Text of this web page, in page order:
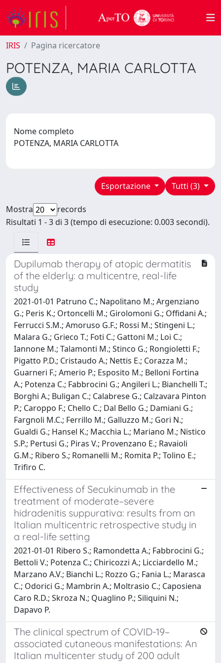
IRIS Pagina ricercatore
POTENZA, MARIA CARLOTTA
Nome completo
POTENZA, MARIA CARLOTTA
Tutti (3)
Esportazione
Mostra
records
Risultati 1 - 3 di 3 (tempo di esecuzione: 0.003 secondi).
Dupilumab therapy of atopic dermatitis
of the elderly: a multicentre, real-life
study
2021-01-01 Patruno C.; Napolitano M.; Argenziano
G.; Peris K.; Ortoncelli M.; Girolomoni G.; Offidani A.;
Ferrucci S.M.; Amoruso G.F.; Rossi M.; Stingeni L.;
Malara G.; Grieco T.; Foti C.; Gattoni M.; Loi C.;
Iannone M.; Talamonti M.; Stinco G.; Rongioletti F.;
Pigatto P.D.; Cristaudo A.; Nettis E.; Corazza M.;
Guarneri F.; Amerio P.; Esposito M.; Belloni Fortina
A.; Potenza C.; Fabbrocini G.; Angileri L.; Bianchelli T.;
Borghi A.; Buligan C.; Calabrese G.; Calzavara Pinton
P.; Caroppo F.; Chello C.; Dal Bello G.; Damiani G.;
Fargnoli M.C.; Ferrillo M.; Galluzzo M.; Gori N.;
Gualdi G.; Hansel K.; Macchia L.; Mariano M.; Nistico
S.P.; Pertusi G.; Piras V.; Provenzano E.; Ravaioli
G.M.; Ribero S.; Romanelli M.; Romita P.; Tolino E.;
Trifiro C.
Effectiveness of Secukinumab in the
treatment of moderate–severe
hidradenitis suppurativa: results from an
Italian multicentric retrospective study in
a real-life setting
2021-01-01 Ribero S.; Ramondetta A.; Fabbrocini G.;
Bettoli V.; Potenza C.; Chiricozzi A.; Licciardello M.;
Marzano A.V.; Bianchi L.; Rozzo G.; Fania L.; Marasca
C.; Odorici G.; Mambrin A.; Moltrasio C.; Caposiena
Caro R.D.; Skroza N.; Quaglino P.; Siliquini N.;
Dapavo P.
The clinical spectrum of COVID-19–
associated cutaneous manifestations: An
Italian multicenter study of 200 adult